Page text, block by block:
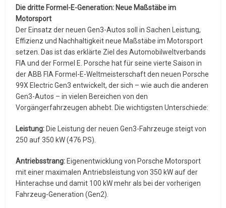
Die dritte Formel-E-Generation: Neue Maßstäbe im
Motorsport
Der Einsatz der neuen Gen3-Autos soll in Sachen Leistung,
Effizienz und Nachhaltigkeit neue Maßstäbe im Motorsport
setzen. Das ist das erklärte Ziel des Automobilweltverbands
FIA und der Formel E. Porsche hat für seine vierte Saison in
der ABB FIA Formel-E-Weltmeisterschaft den neuen Porsche
99X Electric Gen3 entwickelt, der sich – wie auch die anderen
Gen3-Autos – in vielen Bereichen von den
Vorgängerfahrzeugen abhebt. Die wichtigsten Unterschiede:
Leistung: Die Leistung der neuen Gen3-Fahrzeuge steigt von
250 auf 350 kW (476 PS).
Antriebsstrang: Eigenentwicklung von Porsche Motorsport
mit einer maximalen Antriebsleistung von 350 kW auf der
Hinterachse und damit 100 kW mehr als bei der vorherigen
Fahrzeug-Generation (Gen2).